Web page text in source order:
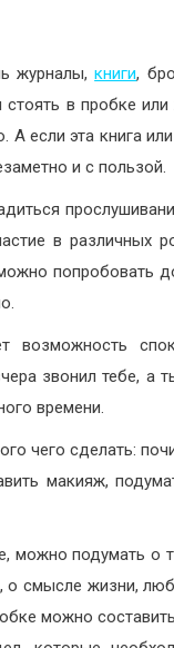
журналы,книги,
стоять в пробке
если эта книга
и с пользой.
в различных
попробовать
возможность
звонил тебе, а
времени.
чего сделать:
макияж,
можно подумать о
о смысле жизни,
можно